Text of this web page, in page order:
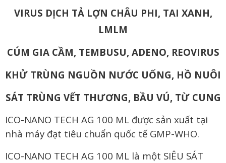
VIRUS DỊCH TẢ LỢN CHÂU PHI, TAI XANH,
LMLM
CÚM GIA CẦM, TEMBUSU, ADENO, REOVIRUS
KHỬ TRÙNG NGUỒN NƯỚC UỐNG, HỒ NUÔI
SÁT TRÙNG VẾT THƯƠNG, BẦU VÚ, TỪ CUNG
ICO-NANO TECH AG 100 ML được sản xuất tại
nhà máy đạt tiêu chuẩn quốc tế GMP-WHO.
ICO-NANO TECH AG 100 ML là một SIÊU SÁT